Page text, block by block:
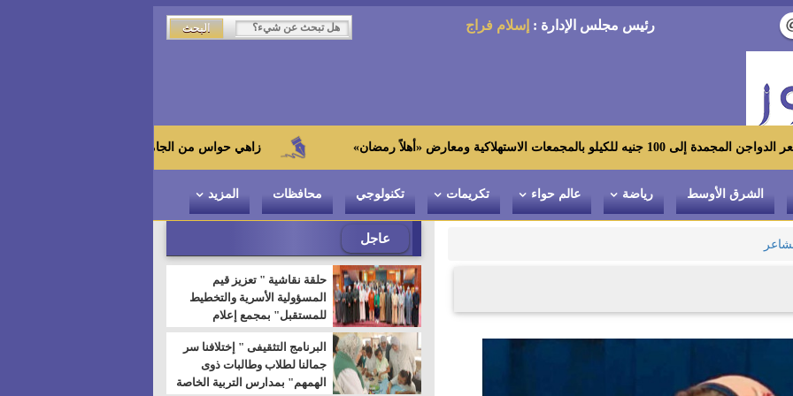
رئيس مجلس الإدارة : إسلام فراج
زاهي حواس من الجامعة اليابانية : "توت عنخ آمون" هو بطل المتحف «أهلاً رمضان»
الشرق الأوسط رياضة عالم حواء تكريمات تكنولوجي محافظات المزيد
عاجل
حلقة نقاشية " تعزيز قيم
المسؤولية الأسرية والتخطيط
للمستقبل" بمجمع إعلام
السويس
البرنامج التثقيفى " إختلافنا سر
جمالنا لطلاب وطالبات ذوى
الهمهم" بمدارس التربية الخاصة